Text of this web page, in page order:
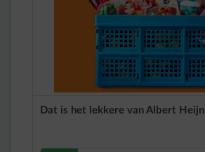
Dat is het lekkere van Albert Heijn